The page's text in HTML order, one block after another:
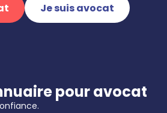
Je suis avocat
pour avocat